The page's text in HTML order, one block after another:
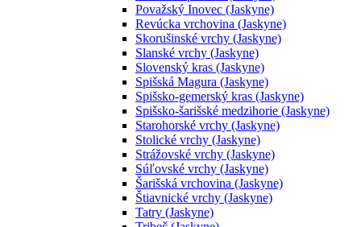
Považský Inovec (Jaskyne)
Revúcka vrchovina (Jaskyne)
Skorušinské vrchy (Jaskyne)
Slanské vrchy (Jaskyne)
Slovenský kras (Jaskyne)
Spišská Magura (Jaskyne)
Spišsko-gemerský kras (Jaskyne)
Spišsko-šarišské medzihorie (Jaskyne)
Starohorské vrchy (Jaskyne)
Stolické vrchy (Jaskyne)
Strážovské vrchy (Jaskyne)
Súľovské vrchy (Jaskyne)
Šarišská vrchovina (Jaskyne)
Štiavnické vrchy (Jaskyne)
Tatry (Jaskyne)